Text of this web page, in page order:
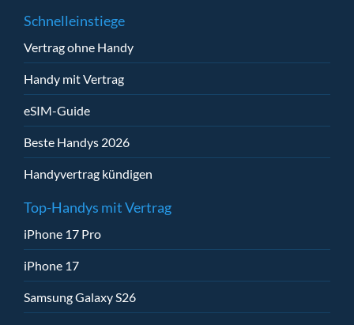
Schnelleinstiege
Vertrag ohne Handy
Handy mit Vertrag
eSIM-Guide
Beste Handys 2026
Handyvertrag kündigen
Top-Handys mit Vertrag
iPhone 17 Pro
iPhone 17
Samsung Galaxy S26